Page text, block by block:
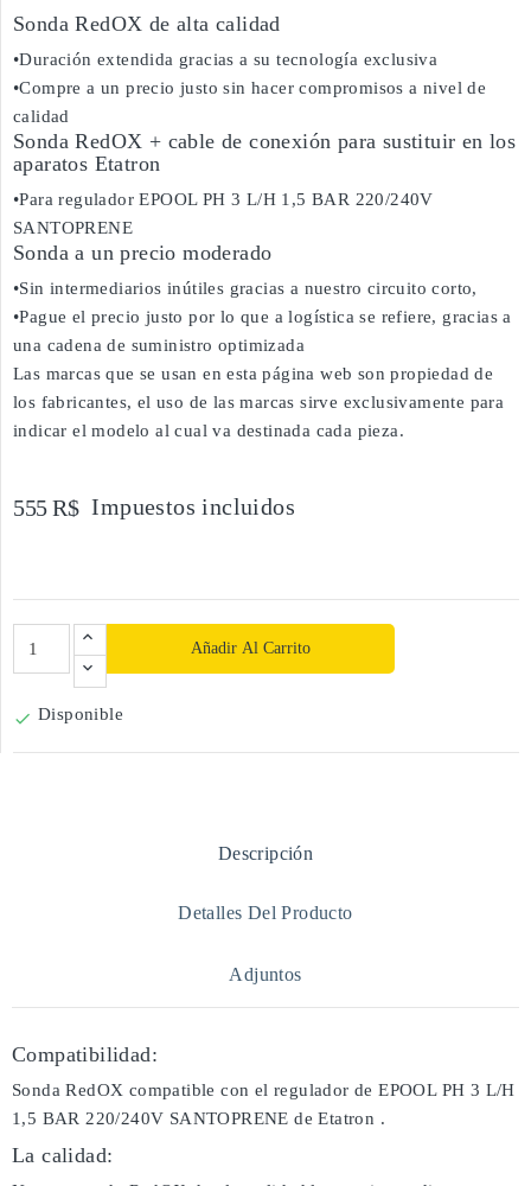
Sonda RedOX de alta calidad
•Duración extendida gracias a su tecnología exclusiva
•Compre a un precio justo sin hacer compromisos a nivel de
calidad
Sonda RedOX + cable de conexión para sustituir en los
aparatos Etatron
•Para regulador EPOOL PH 3 L/H 1,5 BAR 220/240V
SANTOPRENE
Sonda a un precio moderado
•Sin intermediarios inútiles gracias a nuestro circuito corto,
•Pague el precio justo por lo que a logística se refiere, gracias a
una cadena de suministro optimizada
Las marcas que se usan en esta página web son propiedad de
los fabricantes, el uso de las marcas sirve exclusivamente para
indicar el modelo al cual va destinada cada pieza.
555 R$ Impuestos incluidos
Añadir Al Carrito
 Disponible
Descripción
Detalles Del Producto
Adjuntos
Compatibilidad:
Sonda RedOX compatible con el regulador de EPOOL PH 3 L/H
1,5 BAR 220/240V SANTOPRENE de Etatron .
La calidad: